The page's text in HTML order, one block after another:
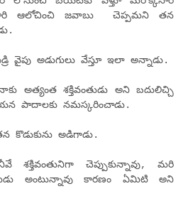
ఆలోచించి జవాబు చెప్పమని తన
వైపు అడుగులు వేస్తూ ఇలా అన్నాడు.
అత్యంత శక్తివంతుడు అని బదులిచ్చి
పాదాలకు నమస్కరించాడు.
కొడుకును అడిగాడు.
శక్తివంతునిగా చెప్పుకున్నావు, మరి
అంటున్నావు కారణం ఏమిటి అని